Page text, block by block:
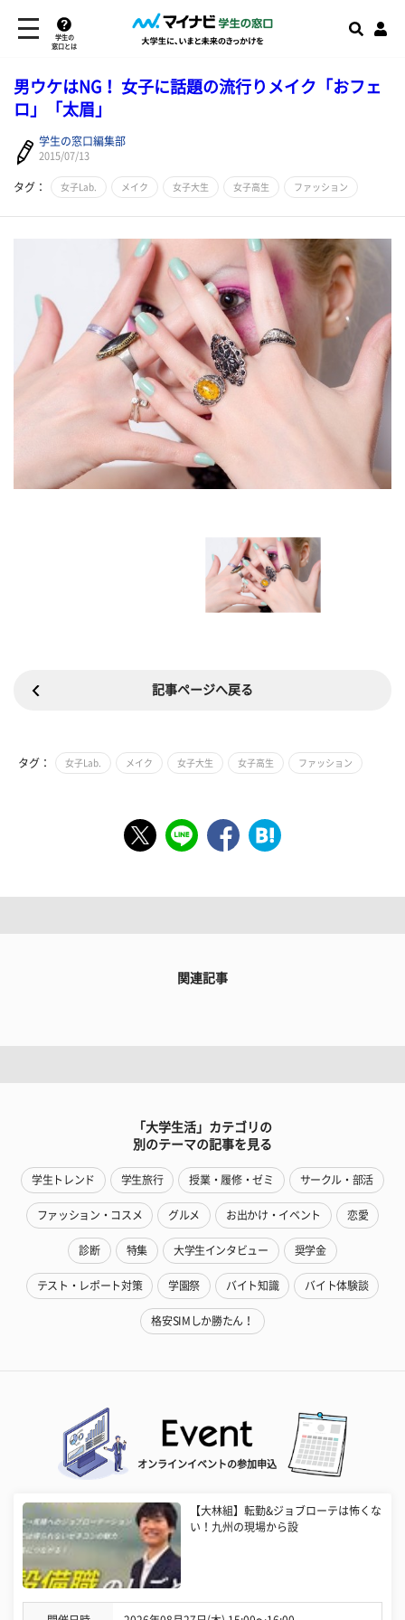
学生の
窓口とは
男ウケはNG！ 女子に話題の流行りメイク「おフェ
ロ」「太眉」
学生の窓口編集部
2015/07/13
タグ： 女子Lab. メイク 女子大生 女子高生 ファッション
記事ページへ戻る
タグ： 女子Lab. メイク 女子大生 女子高生 ファッション
関連記事
「大学生活」カテゴリの
別のテーマの記事を見る
学生トレンド 学生旅行 授業・履修・ゼミ サークル・部活
ファッション・コスメ グルメ お出かけ・イベント 恋愛
診断 特集 大学生インタビュー 奨学金
テスト・レポート対策 学園祭 バイト知識 バイト体験談
格安SIMしか勝たん！
オンラインイベントの参加申込
【大林組】転勤&ジョブローテは怖くな
い！九州の現場から設